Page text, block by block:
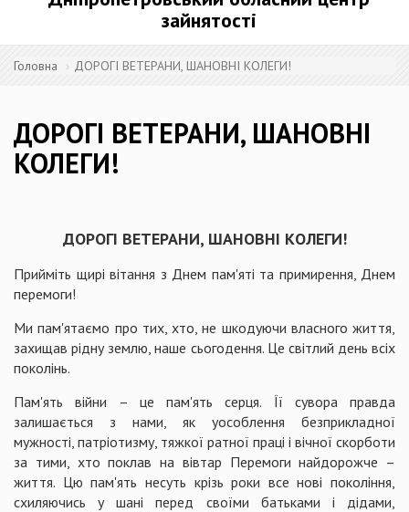
зайнятості
Головна ДОРОГІ ВЕТЕРАНИ, ШАНОВНІ КОЛЕГИ!
ДОРОГІ ВЕТЕРАНИ, ШАНОВНІ
КОЛЕГИ!
ДОРОГІ ВЕТЕРАНИ, ШАНОВНІ КОЛЕГИ!
Прийміть щирі вітання з Днем пам'яті та примирення, Днем
перемоги!
Ми пам'ятаємо про тих, хто, не шкодуючи власного життя,
захищав рідну землю, наше сьогодення. Це світлий день всіх
поколінь.
Пам'ять війни – це пам'ять серця. Її сувора правда
залишається з нами, як уособлення безприкладної
мужності, патріотизму, тяжкої ратної праці і вічної скорботи
за тими, хто поклав на вівтар Перемоги найдорожче –
життя. Цю пам'ять несуть крізь роки все нові покоління,
схиляючись у шані перед своїми батьками і дідами,